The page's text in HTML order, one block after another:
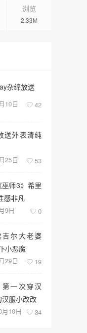
浏览
2.33M
杂绵放送
10日 42
送外表清纯
25日 53
师3》希里
感非凡
9日 0
吉尔大老婆
小恶魔
29日 19
一次穿汉
服小改改
10日 34